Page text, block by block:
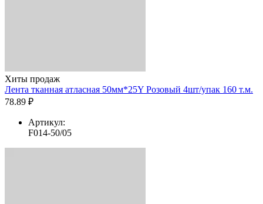
Хиты продаж
Лента тканная атласная 50мм*25Y Розовый 4шт/упак 160 т.м.
78.89 ₽
Артикул:
F014-50/05